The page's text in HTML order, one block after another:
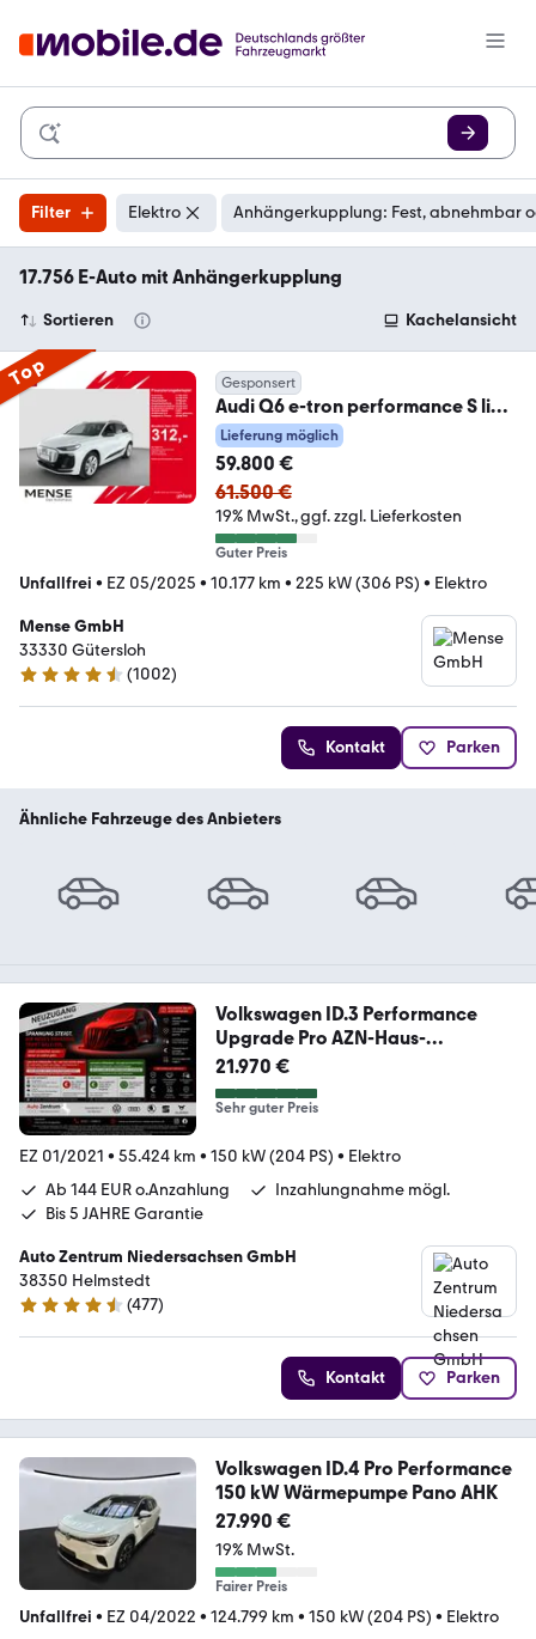
Filter Elektro Anhängerkupplung: Fest, abnehmbar
17.756 E-Auto mit Anhängerkupplung
Sortieren Kachelansicht
Top Gesponsert
Audi Q6 e-tron performance S line
AHK|HUD|Pano|4xSHZG
Lieferung möglich
59.800 €
61.500 €
19% MwSt. ggf. zzgl. Lieferkosten
Guter Preis
Unfallfrei • EZ 05/2025 • 10.177 km • 225 kW (306 PS) • Elektro
Mense GmbH
33330 Gütersloh
4.7 Sterne
(1002)
Kontakt Parken
Ähnliche Fahrzeuge des Anbieters
Volkswagen ID.3 Performance
Upgrade Pro AZN-Haus-
Förderung*
21.970 €
Sehr guter Preis
EZ 01/2021 • 55.424 km • 150 kW (204 PS) • Elektro
Ab 144 EUR o.Anzahlung
Inzahlungnahme mögl.
Bis 5 JAHRE Garantie
Auto Zentrum Niedersachsen GmbH
38350 Helmstedt
4.5 Sterne
(477)
Kontakt Parken
Volkswagen ID.4 Pro Performance
150 kW Wärmepumpe Pano AHK
27.990 €
19% MwSt.
Fairer Preis
Unfallfrei • EZ 04/2022 • 124.799 km • 150 kW (204 PS) • Elektro